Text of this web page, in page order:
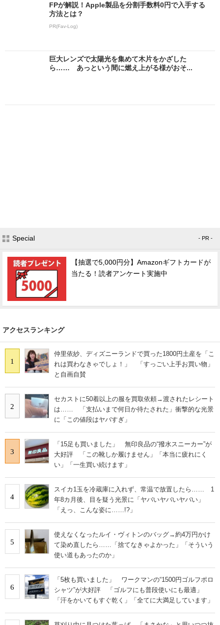
FPが解説！Apple製品を分割手数料0円で入手する
方法とは？
PR(Fav-Log)
巨大レンズで太陽光を集めて木片をかざした
ら…… あっという間に燃え上がる様がおそ...
Special - PR -
【抽選で5,000円分】Amazonギフトカードが
当たる！読者アンケート実施中
アクセスランキング
1
仲里依紗、ディズニーランドで買った1800円土産を「こ
れは買わなきゃでしょ！」 「すっごい上手お買い物」
と自画自賛
2
セカストに50着以上の服を買取依頼→渡されたレシート
は…… 「支払いまで何日か待たされた」衝撃的な光景
に「この値段はヤバすぎ」
3
「15足も買いました」 無印良品の“撥水スニーカー”が
大好評 「この靴しか履けません」「本当に疲れにく
い」「一生買い続けます」
4
スイカ1玉を冷蔵庫に入れず、常温で放置したら…… 1
年8カ月後、目を疑う光景に「ヤバいヤバいヤバい」
「えっ、こんな姿に……!?」
5
使えなくなったルイ・ヴィトンのバッグ→約4万円かけ
て染め直したら……「捨てなきゃよかった」「そういう
使い道もあったのか」
6
「5枚も買いました」 ワークマンの“1500円ゴルフポロ
シャツ”が大好評 「ゴルフにも普段使いにも最適」
「汗をかいてもすぐ乾く」「全てに大満足しています」